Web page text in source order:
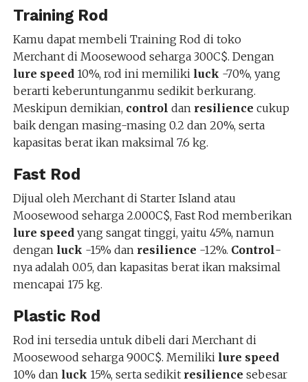
Training Rod
Kamu dapat membeli Training Rod di toko
Merchant di Moosewood seharga 300C$. Dengan
lure speed 10%, rod ini memiliki luck -70%, yang
berarti keberuntunganmu sedikit berkurang.
Meskipun demikian, control dan resilience cukup
baik dengan masing-masing 0.2 dan 20%, serta
kapasitas berat ikan maksimal 7.6 kg.
Fast Rod
Dijual oleh Merchant di Starter Island atau
Moosewood seharga 2.000C$, Fast Rod memberikan
lure speed yang sangat tinggi, yaitu 45%, namun
dengan luck -15% dan resilience -12%. Control-
nya adalah 0.05, dan kapasitas berat ikan maksimal
mencapai 175 kg.
Plastic Rod
Rod ini tersedia untuk dibeli dari Merchant di
Moosewood seharga 900C$. Memiliki lure speed
10% dan luck 15%, serta sedikit resilience sebesar